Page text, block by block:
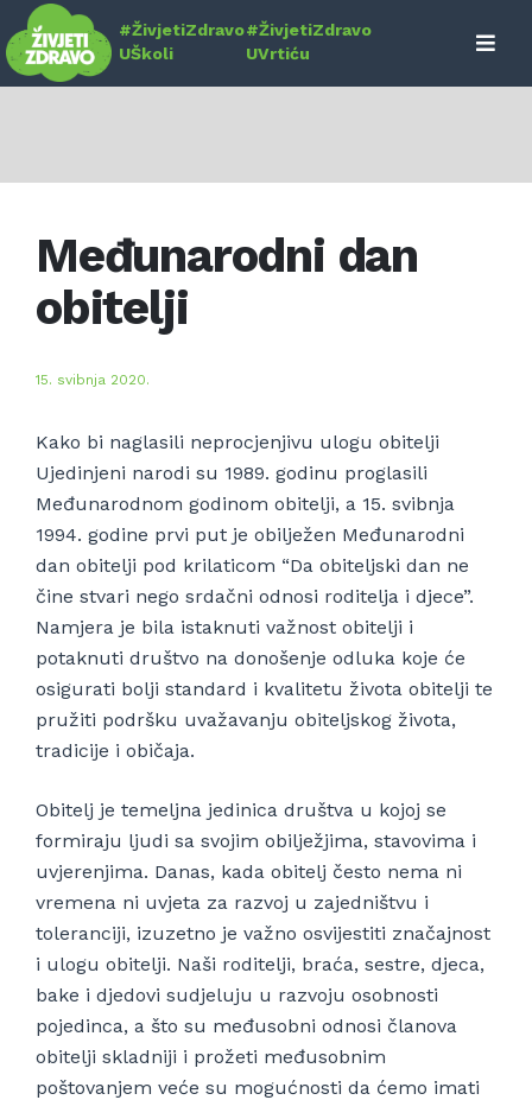
Skip
to
content
#ŽivjetiZdravo
UŠkoli
#ŽivjetiZdravo
UVrtiću
Međunarodni dan
obitelji
15. svibnja 2020.
Kako bi naglasili neprocjenjivu ulogu obitelji
Ujedinjeni narodi su 1989. godinu proglasili
Međunarodnom godinom obitelji, a 15. svibnja
1994. godine prvi put je obilježen Međunarodni
dan obitelji pod krilaticom “Da obiteljski dan ne
čine stvari nego srdačni odnosi roditelja i djece”.
Namjera je bila istaknuti važnost obitelji i
potaknuti društvo na donošenje odluka koje će
osigurati bolji standard i kvalitetu života obitelji te
pružiti podršku uvažavanju obiteljskog života,
tradicije i običaja.
Obitelj je temeljna jedinica društva u kojoj se
formiraju ljudi sa svojim obilježjima, stavovima i
uvjerenjima. Danas, kada obitelj često nema ni
vremena ni uvjeta za razvoj u zajedništvu i
toleranciji, izuzetno je važno osvijestiti značajnost
i ulogu obitelji. Naši roditelji, braća, sestre, djeca,
bake i djedovi sudjeluju u razvoju osobnosti
pojedinca, a što su međusobni odnosi članova
obitelji skladniji i prožeti međusobnim
poštovanjem veće su mogućnosti da ćemo imati